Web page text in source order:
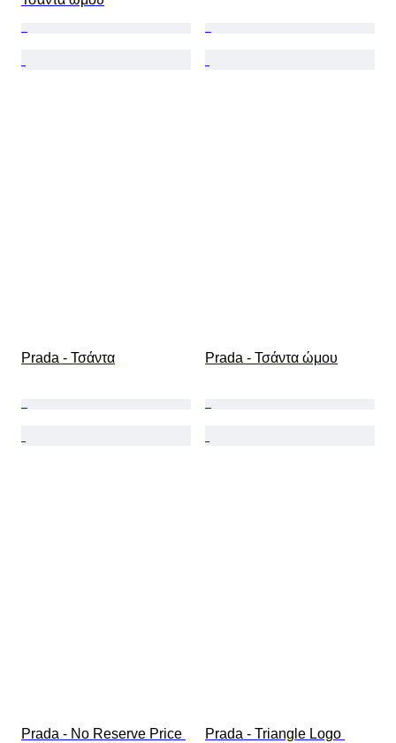
Prada - Τσάντα Prada - Τσάντα ώμου
Prada - No Reserve Price
Prada - Triangle Logo